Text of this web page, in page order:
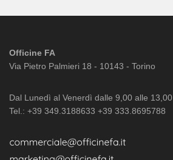
Officine FA
Via Pietro Palmieri 18 - 10143 - Torino
Dal Lunedì al Venerdì dalle 9,00 alle 13,00
Tel.: +39 349.3188633 +39 333.8695788